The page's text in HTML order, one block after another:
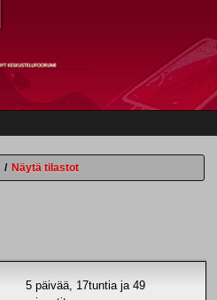
/ Näytä tilastot
5 päivää, 17tuntia ja 49